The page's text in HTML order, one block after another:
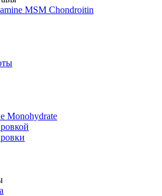
MSM Chondroitin
Monohydrate